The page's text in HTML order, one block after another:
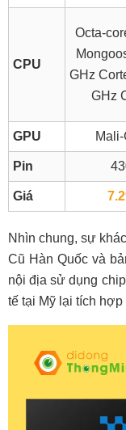
CPU
Octa-
GHz
GHz
GPU
Pin
Giá
Nhìn chung, sự
Cũ Hàn Quốc và
nội địa sử dụng
tế tại Mỹ lại tích